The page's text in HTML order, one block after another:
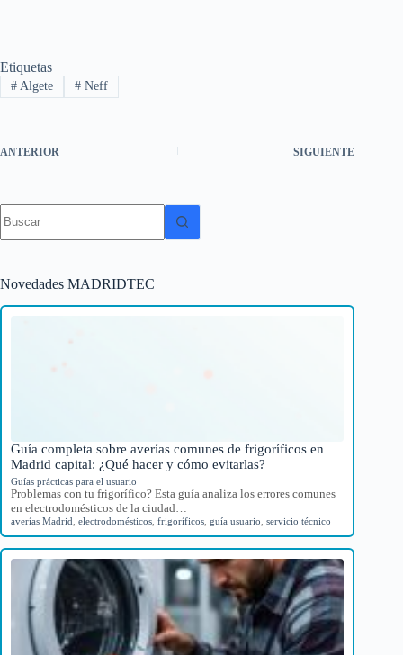
Etiquetas
#Algete #Neff
ANTERIOR SIGUIENTE
resultados
Novedades MADRIDTEC
Guía completa sobre averías comunes de frigoríficos en
Madrid capital: ¿Qué hacer y cómo evitarlas?
Guías prácticas para el usuario
Problemas con tu frigorífico? Esta guía analiza los errores comunes
en electrodomésticos de la ciudad…
averías Madrid electrodomésticos frigoríficos guía usuario servicio técnico